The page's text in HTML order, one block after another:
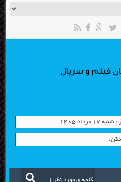
فیلم و سریال
۱۴۰۵
مکن.